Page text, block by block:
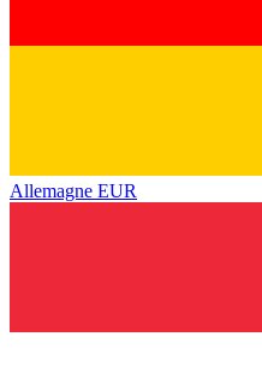
Allemagne EUR